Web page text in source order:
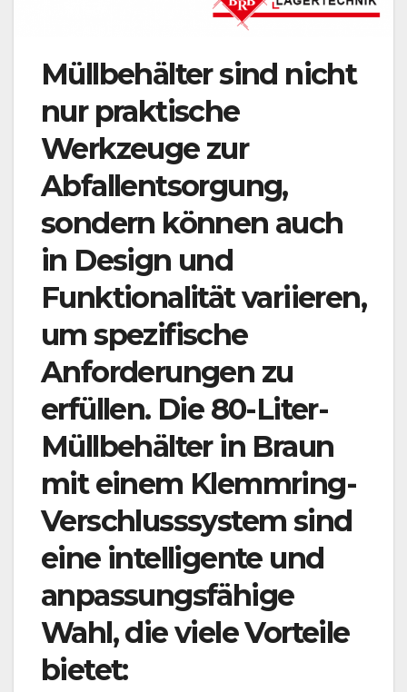
Müllbehälter sind nicht
nur praktische
Werkzeuge zur
Abfallentsorgung,
sondern können auch
in Design und
Funktionalität variieren,
um spezifische
Anforderungen zu
erfüllen. Die 80-Liter-
Müllbehälter in Braun
mit einem Klemmring-
Verschlusssystem sind
eine intelligente und
anpassungsfähige
Wahl, die viele Vorteile
bietet: